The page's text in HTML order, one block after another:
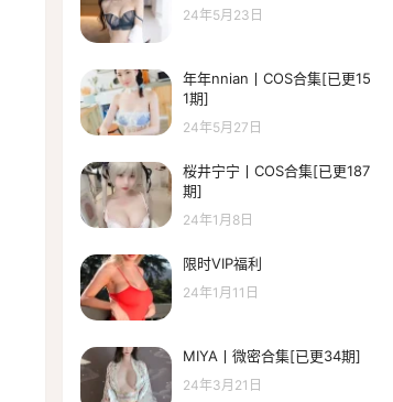
24年5月23日
年年nnian丨COS合集[已更15
1期]
24年5月27日
桜井宁宁丨COS合集[已更187
期]
24年1月8日
限时VIP福利
24年1月11日
MIYA丨微密合集[已更34期]
24年3月21日